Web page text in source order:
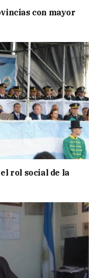
con mayor
rol social de la